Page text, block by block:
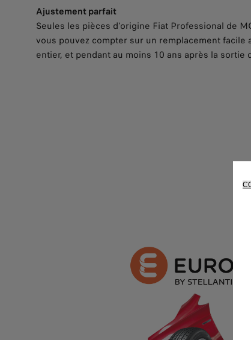
Ajustement parfait
Seules les pièces d'origine Fiat Professional de
vous pouvez compter sur un remplacement
entier, et pendant au moins 10 ans après la